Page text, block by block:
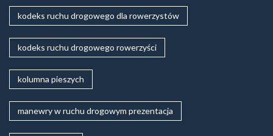
kodeks ruchu drogowego dla rowerzystów
kodeks ruchu drogowego rowerzyści
kolumna pieszych
manewry w ruchu drogowym prezentacja